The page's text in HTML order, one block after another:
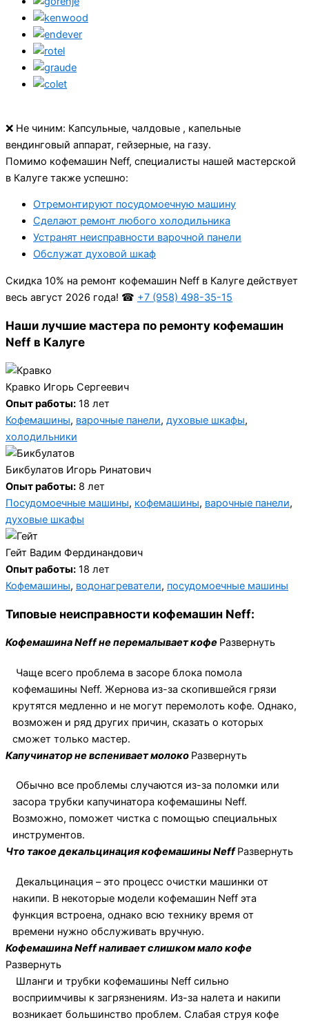
❌ Не чиним: Капсульные, чалдовые , капельные
вендинговый аппарат, гейзерные, на газу.
Помимо кофемашин Neff, специалисты нашей мастерской
в Калуге также успешно:
Отремонтируют посудомоечную машину
Сделают ремонт любого холодильника
Устранят неисправности варочной панели
Обслужат духовой шкаф
Cкидка 10% на ремонт кофемашин Neff в Калуге действует
весь август 2026 года! ☎ +7 (958) 498-35-15
Наши лучшие мастера по ремонту кофемашин
Neff в Калуге
Кравко Игорь Сергеевич
Опыт работы: 18 лет
Кофемашины, варочные панели, духовые шкафы,
холодильники
Бикбулатов Игорь Ринатович
Опыт работы: 8 лет
Посудомоечные машины, кофемашины, варочные панели,
духовые шкафы
Гейт Вадим Фердинандович
Опыт работы: 18 лет
Кофемашины, водонагреватели, посудомоечные машины
Типовые неисправности кофемашин Neff:
Кофемашина Neff не перемалывает кофе Развернуть
Чаще всего проблема в засоре блока помола
кофемашины Neff. Жернова из-за скопившейся грязи
крутятся медленно и не могут перемолоть кофе. Однако,
возможен и ряд других причин, сказать о которых
сможет только мастер.
Капучинатор не вспенивает молоко Развернуть
Обычно все проблемы случаются из-за поломки или
засора трубки капучинатора кофемашины Neff.
Возможно, поможет чистка с помощью специальных
инструментов.
Что такое декальцинация кофемашины NeffРазвернуть
Декальцинация – это процесс очистки машинки от
накипи. В некоторые модели кофемашин Neff эта
функция встроена, однако всю технику время от
времени нужно обслуживать вручную.
Кофемашина Neff наливает слишком мало кофе
Развернуть
Шланги и трубки кофемашины Neff сильно
восприимчивы к загрязнениям. Из-за налета и накипи
возникает большинство проблем. Слабая струя кофе